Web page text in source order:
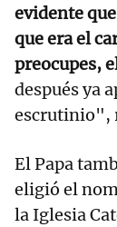
evidente
que era el
preocupes,
después ya
escrutinio",
El Papa
eligió el
la Iglesia